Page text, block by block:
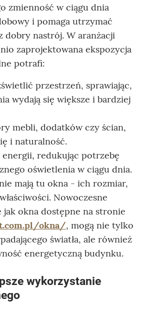
zmienność w ciągu dnia
i pomaga utrzymać
dobry nastrój. W aranżacji
zaprojektowana ekspozycja
potrafi:
przestrzeń, sprawiając,
wydają się większe i bardziej
mebli, dodatków czy ścian,
i naturalność.
redukując potrzebę
oświetlenia w ciągu dnia.
mają tu okna - ich rozmiar,
Nowoczesne
jak okna dostępne na stronie
okna/, mogą nie tylko
światła, ale również
energetyczną budynku.
wykorzystanie